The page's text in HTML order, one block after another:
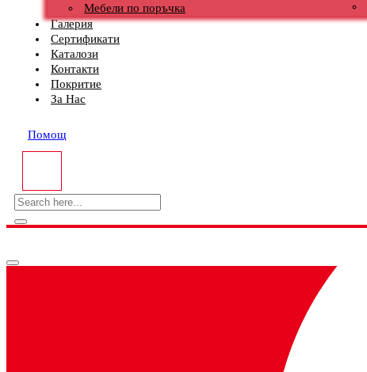
Мебели по поръчка
Галерия
Сертификати
Каталози
Контакти
Покритие
За Нас
Помощ